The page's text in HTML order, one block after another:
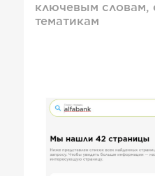
ключевым словам,
тематикам